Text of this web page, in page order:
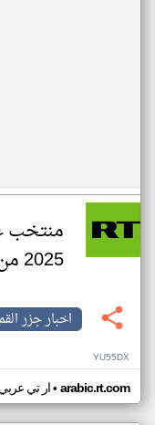
منتخب
2025 من دور المجموعات
اخبار جزر
YU55DX
ار تي عربي• arabic.rt.com